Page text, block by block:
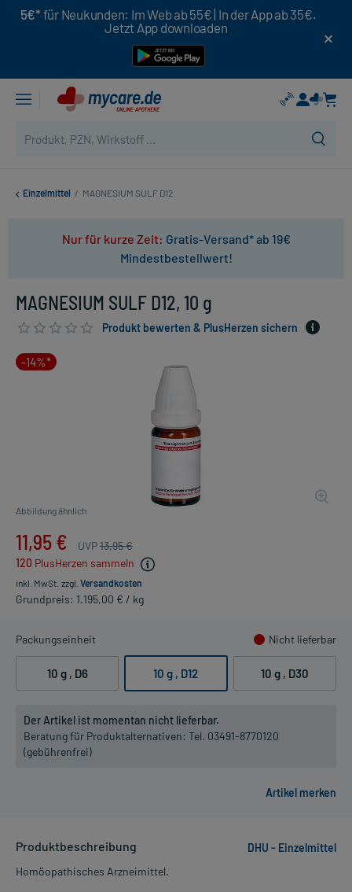
5€* für Neukunden: Im Web ab 55€ | In der App ab 35€.
Jetzt App downloaden
Einzelmittel / MAGNESIUM SULF D12
Nur für kurze Zeit: Gratis-Versand* ab 19€
Mindestbestellwert!
MAGNESIUM SULF D12, 10 g
Produkt bewerten & PlusHerzen sichern
-14%*
Abbildung ähnlich
11,95 € UVP13,95 €
120 PlusHerzen sammeln
inkl. MwSt. zzgl. Versandkosten
Grundpreis: 1.195,00 € / kg
Packungseinheit Nicht lieferbar
10 g , D6 10 g , D12 10 g , D30
Der Artikel ist momentan nicht lieferbar.
Beratung für Produktalternativen: Tel. 03491-8770120
(gebührenfrei)
Produktbeschreibung
DHU - Einzelmittel
Homöopathisches Arzneimittel.